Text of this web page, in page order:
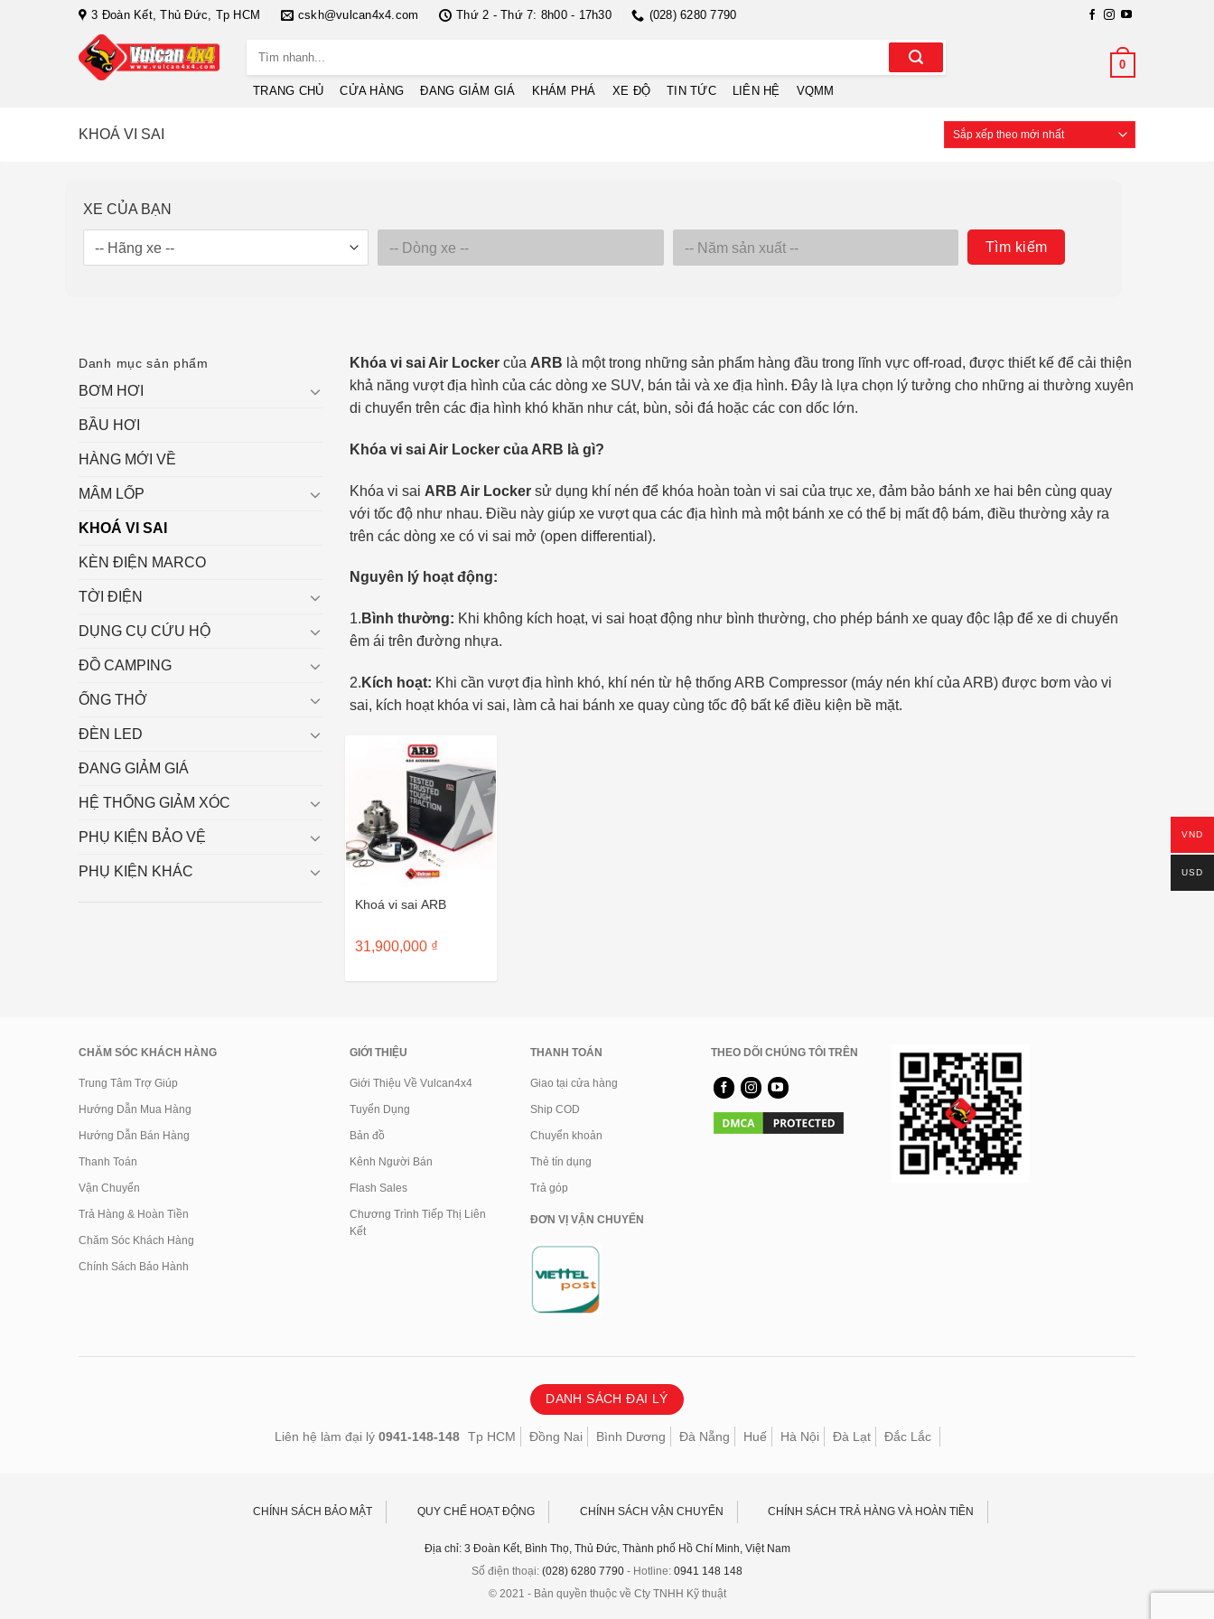
3 Đoàn Kết, Thủ Đức, Tp HCM cskh@vulcan4x4.com Thứ 2 - Thứ 7: 8h00 - 17h30 (028) 6280 7790
Tìm
TRANG CHỦ CỬA HÀNG ĐANG GIẢM GIÁ KHÁM PHÁ XE ĐỘ TIN TỨC LIÊN HỆ VQMM
0
KHOÁ VI SAI
XE CỦA BẠN
Tìm kiếm
Danh mục sản phẩm
BƠM HƠI
BẦU HƠI
HÀNG MỚI VỀ
MÂM LỐP
KHOÁ VI SAI
KÈN ĐIỆN MARCO
TỜI ĐIỆN
DỤNG CỤ CỨU HỘ
ĐỒ CAMPING
ỐNG THỞ
ĐÈN LED
ĐANG GIẢM GIÁ
HỆ THỐNG GIẢM XÓC
PHỤ KIỆN BẢO VỆ
PHỤ KIỆN KHÁC
Khóa vi sai Air Locker của ARB là một trong những sản phẩm hàng đầu trong lĩnh vực off-road, được thiết kế để cải thiện
khả năng vượt địa hình của các dòng xe SUV, bán tải và xe địa hình. Đây là lựa chọn lý tưởng cho những ai thường xuyên
di chuyển trên các địa hình khó khăn như cát, bùn, sỏi đá hoặc các con dốc lớn.
Khóa vi sai Air Locker của ARB là gì?
Khóa vi sai ARB Air Locker sử dụng khí nén để khóa hoàn toàn vi sai của trục xe, đảm bảo bánh xe hai bên cùng quay
với tốc độ như nhau. Điều này giúp xe vượt qua các địa hình mà một bánh xe có thể bị mất độ bám, điều thường xảy ra
trên các dòng xe có vi sai mở (open differential).
Nguyên lý hoạt động:
1. Bình thường: Khi không kích hoạt, vi sai hoạt động như bình thường, cho phép bánh xe quay độc lập để xe di chuyển
êm ái trên đường nhựa.
2. Kích hoạt: Khi cần vượt địa hình khó, khí nén từ hệ thống ARB Compressor (máy nén khí của ARB) được bơm vào vi
sai, kích hoạt khóa vi sai, làm cả hai bánh xe quay cùng tốc độ bất kể điều kiện bề mặt.
Khoá vi sai ARB
31,900,000 ₫
CHĂM SÓC KHÁCH HÀNG
Trung Tâm Trợ Giúp
Hướng Dẫn Mua Hàng
Hướng Dẫn Bán Hàng
Thanh Toán
Vận Chuyển
Trả Hàng & Hoàn Tiền
Chăm Sóc Khách Hàng
Chính Sách Bảo Hành
GIỚI THIỆU
Giới Thiệu Về Vulcan4x4
Tuyển Dụng
Bản đồ
Kênh Người Bán
Flash Sales
Chương Trình Tiếp Thị Liên
Kết
THANH TOÁN
Giao tại cửa hàng
Ship COD
Chuyển khoản
Thẻ tín dụng
Trả góp
ĐƠN VỊ VẬN CHUYỂN
THEO DÕI CHÚNG TÔI TRÊN
DANH SÁCH ĐẠI LÝ
Liên hệ làm đại lý 0941-148-148 Tp HCM Đồng Nai Bình Dương Đà Nẵng Huế Hà Nội Đà Lạt Đắc Lắc
CHÍNH SÁCH BẢO MẬT QUY CHẾ HOẠT ĐỘNG CHÍNH SÁCH VẬN CHUYỂN CHÍNH SÁCH TRẢ HÀNG VÀ HOÀN TIỀN
Địa chỉ: 3 Đoàn Kết, Bình Thọ, Thủ Đức, Thành phố Hồ Chí Minh, Việt Nam
Số điện thoại: (028) 6280 7790 - Hotline: 0941 148 148
© 2021 - Bản quyền thuộc về Cty TNHH Kỹ thuật
VND
USD